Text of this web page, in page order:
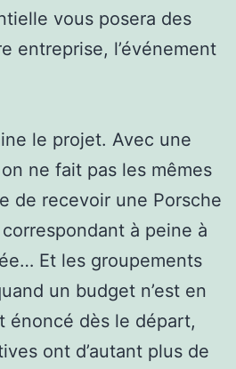
vous posera des
entreprise, l’événement
le projet. Avec une
ne fait pas les mêmes
de recevoir une Porsche
à peine à
Et les groupements
un budget n’est en
énoncé dès le départ,
ont d’autant plus de